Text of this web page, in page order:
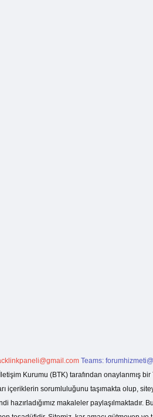
Teams:
Kurumu (BTK) tarafından onaylanmış
içeriklerin sorumluluğunu taşımakta olup,
hazırladığımız makaleler